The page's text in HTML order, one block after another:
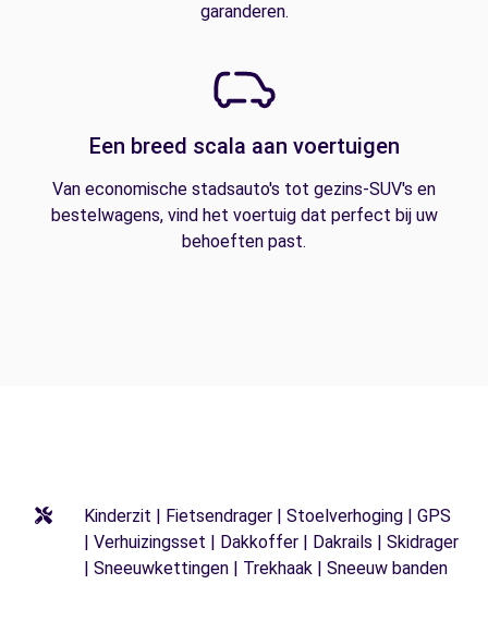
garanderen.
Een breed scala aan voertuigen
Van economische stadsauto's tot gezins-SUV's en
bestelwagens, vind het voertuig dat perfect bij uw
behoeften past.
Kinderzit | Fietsendrager | Stoelverhoging | GPS
| Verhuizingsset | Dakkoffer | Dakrails | Skidrager
| Sneeuwkettingen | Trekhaak | Sneeuw banden